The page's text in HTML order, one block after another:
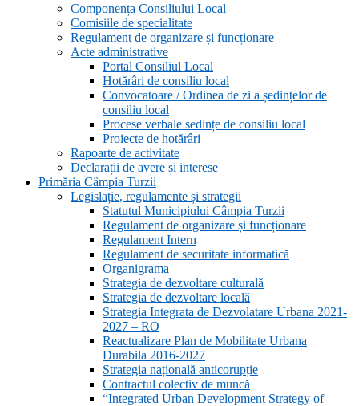
Componența Consiliului Local
Comisiile de specialitate
Regulament de organizare și funcționare
Acte administrative
Portal Consiliul Local
Hotărâri de consiliu local
Convocatoare / Ordinea de zi a ședințelor de
consiliu local
Procese verbale sedințe de consiliu local
Proiecte de hotărâri
Rapoarte de activitate
Declarații de avere și interese
Primăria Câmpia Turzii
Legislație, regulamente și strategii
Statutul Municipiului Câmpia Turzii
Regulament de organizare și funcționare
Regulament Intern
Regulament de securitate informatică
Organigrama
Strategia de dezvoltare culturală
Strategia de dezvoltare locală
Strategia Integrata de Dezvolatare Urbana 2021-
2027 – RO
Reactualizare Plan de Mobilitate Urbana
Durabila 2016-2027
Strategia națională anticorupție
Contractul colectiv de muncă
“Integrated Urban Development Strategy of